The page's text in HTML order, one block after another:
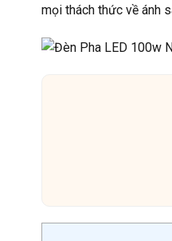
mọi thách thức về ánh